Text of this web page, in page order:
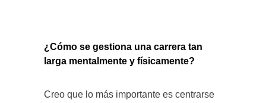
¿Cómo se gestiona una carrera tan
larga mentalmente y físicamente?
Creo que lo más importante es centrarse